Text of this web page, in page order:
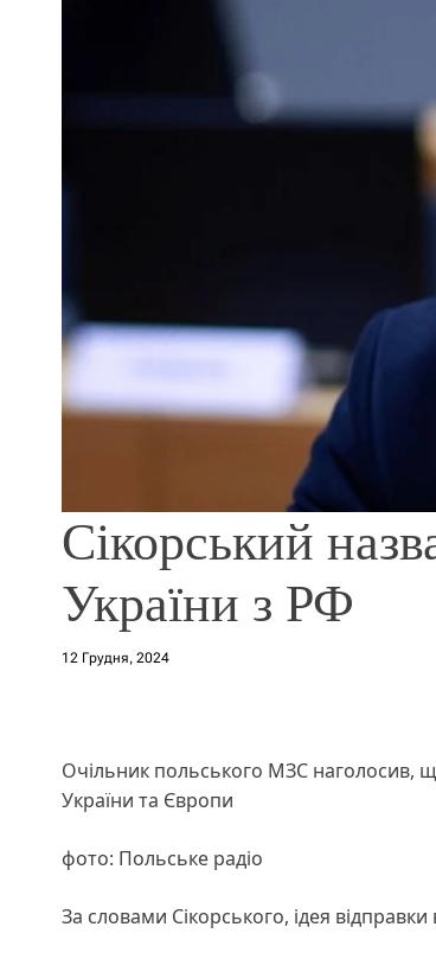
Сікорський
України з РФ
12 Грудня, 2024
Очільник польського МЗС наголосив,
України та Європи
фото: Польське радіо
За словами Сікорського, ідея